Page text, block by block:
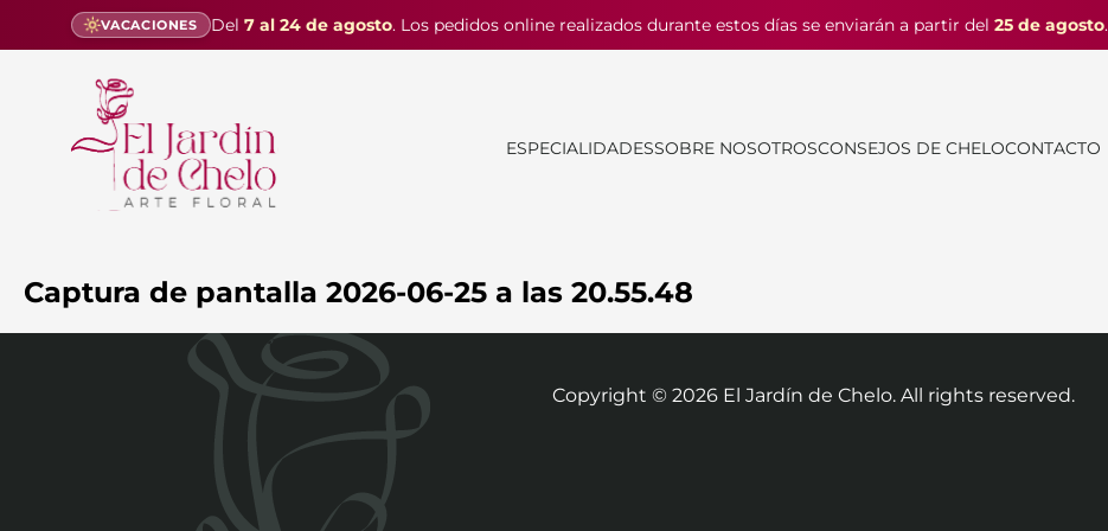
VACACIONES Del 7 al 24 de agosto. Los pedidos online realizados durante estos días se enviarán a partir del 25 de agosto.
ESPECIALIDADESSOBRE NOSOTROSCONSEJOS DE CHELOCONTACTO
Captura de pantalla 2026-06-25 a las 20.55.48
Copyright © 2026El Jardín de Chelo. All rights reserved.